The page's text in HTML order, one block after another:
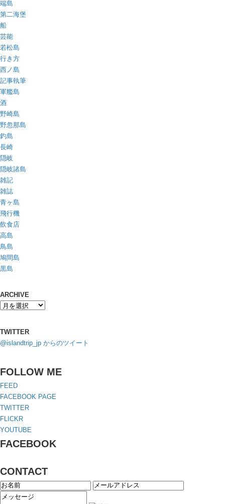
端島
第二海堡
船
芸能
若松島
行き方
西ノ島
記事執筆
軍艦島
酒
野崎島
野忽那島
釣島
長崎
隠岐
隠岐諸島
雑記
雑誌
青ヶ島
飛行機
飲食店
高島
鳥島
鳩間島
黒島
ARCHIVE
TWITTER
@islandtrip_jp からのツイート
FOLLOW ME
FEED
FACEBOOK PAGE
TWITTER
FLICKR
YOUTUBE
FACEBOOK
CONTACT